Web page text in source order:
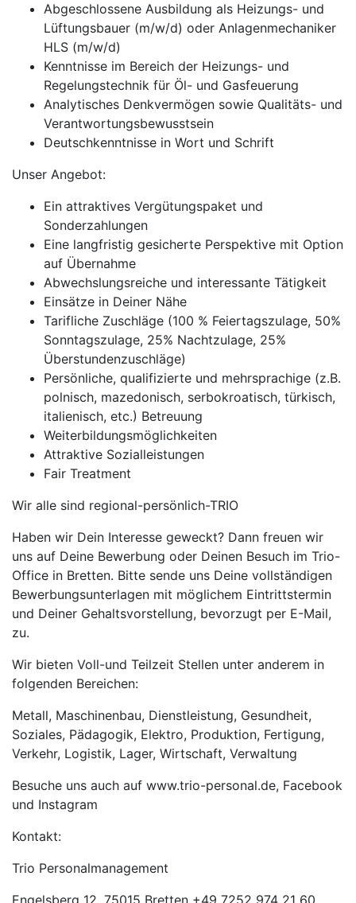
Abgeschlossene Ausbildung als Heizungs- und
Lüftungsbauer (m/w/d) oder Anlagenmechaniker
HLS (m/w/d)
Kenntnisse im Bereich der Heizungs- und
Regelungstechnik für Öl- und Gasfeuerung
Analytisches Denkvermögen sowie Qualitäts- und
Verantwortungsbewusstsein
Deutschkenntnisse in Wort und Schrift
Unser Angebot:
Ein attraktives Vergütungspaket und
Sonderzahlungen
Eine langfristig gesicherte Perspektive mit Option
auf Übernahme
Abwechslungsreiche und interessante Tätigkeit
Einsätze in Deiner Nähe
Tarifliche Zuschläge (100 % Feiertagszulage, 50%
Sonntagszulage, 25% Nachtzulage, 25%
Überstundenzuschläge)
Persönliche, qualifizierte und mehrsprachige (z.B.
polnisch, mazedonisch, serbokroatisch, türkisch,
italienisch, etc.) Betreuung
Weiterbildungsmöglichkeiten
Attraktive Sozialleistungen
Fair Treatment
Wir alle sind regional-persönlich-TRIO
Haben wir Dein Interesse geweckt? Dann freuen wir
uns auf Deine Bewerbung oder Deinen Besuch im Trio-
Office in Bretten. Bitte sende uns Deine vollständigen
Bewerbungsunterlagen mit möglichem Eintrittstermin
und Deiner Gehaltsvorstellung, bevorzugt per E-Mail,
zu.
Wir bieten Voll-und Teilzeit Stellen unter anderem in
folgenden Bereichen:
Metall, Maschinenbau, Dienstleistung, Gesundheit,
Soziales, Pädagogik, Elektro, Produktion, Fertigung,
Verkehr, Logistik, Lager, Wirtschaft, Verwaltung
Besuche uns auch auf www.trio-personal.de, Facebook
und Instagram
Kontakt:
Trio Personalmanagement
Engelsberg 12, 75015 Bretten +49 7252 974 21 60